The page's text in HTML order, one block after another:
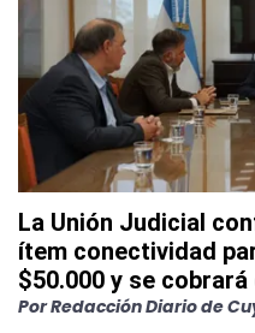
La Unión Judicial
ítem conectividad
$50.000 y se
PorRedacción Diario de